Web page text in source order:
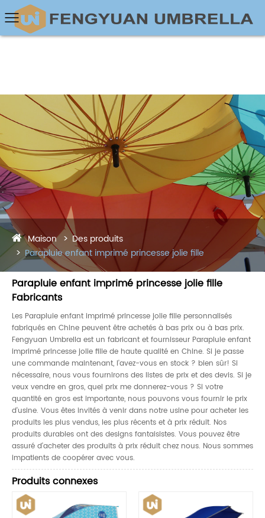
Maison
Des produits
Parapluie enfant imprimé princesse jolie fille
Parapluie enfant imprimé princesse jolie fille
Fabricants
Les Parapluie enfant imprimé princesse jolie fille personnalisés
fabriqués en Chine peuvent être achetés à bas prix ou à bas prix.
Fengyuan Umbrella est un fabricant et fournisseur Parapluie enfant
imprimé princesse jolie fille de haute qualité en Chine. Si je passe
une commande maintenant, l'avez-vous en stock ? bien sûr! Si
nécessaire, nous vous fournirons des listes de prix et des devis. Si je
veux vendre en gros, quel prix me donnerez-vous ? Si votre
quantité en gros est importante, nous pouvons vous fournir le prix
d'usine. Vous êtes invités à venir dans notre usine pour acheter les
produits les plus vendus, les plus récents et à prix réduit. Nos
produits durables ont des designs fantaisistes. Vous pouvez être
assuré d'acheter des produits à prix réduit chez nous. Nous sommes
impatients de coopérer avec vous.
Produits connexes